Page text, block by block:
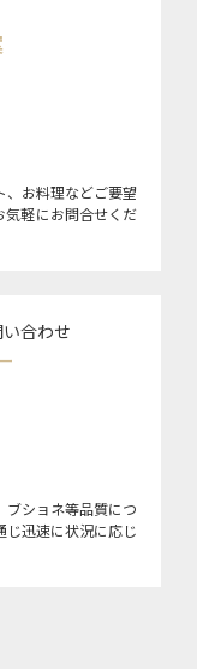
、お料理などご要望
気軽にお問合せくだ
合わせ
ブショネ等品質につ
じ迅速に状況に応じ